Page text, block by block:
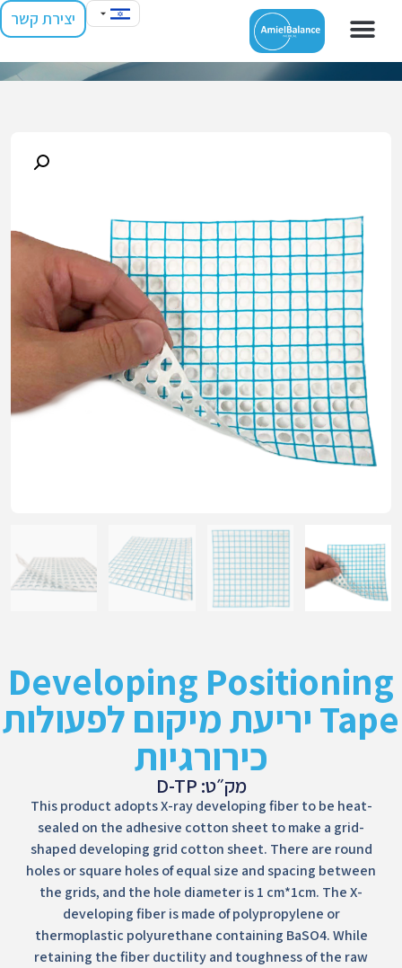
יצירת קשר
Developing Positioning
Tape יריעת מיקום לפעולות
כירורגיות
מק״ט: D-TP
This product adopts X-ray developing fiber to be heat-
sealed on the adhesive cotton sheet to make a grid-
shaped developing grid cotton sheet. There are round
holes or square holes of equal size and spacing between
the grids, and the hole diameter is 1 cm*1cm. The X-
developing fiber is made of polypropylene or
thermoplastic polyurethane containing BaSO4. While
retaining the fiber ductility and toughness of the raw